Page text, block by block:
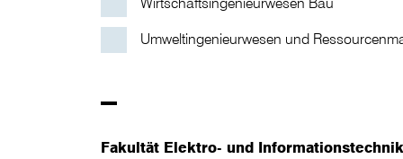
Umweltingenieurwesen und
–
Fakultät Elektro- und